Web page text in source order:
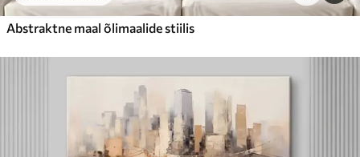
Abstraktne maal õlimaalide stiilis